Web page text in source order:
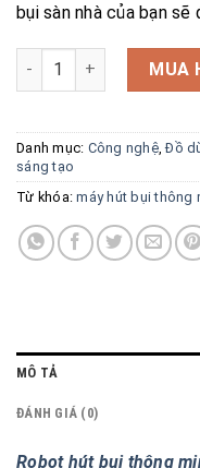
bụi sàn nhà của bạn
Robot hút bụi thông
MUA
Danh mục: Công nghệ,Đồ
sáng tạo
Từ khóa:máy hút bụi thông
MÔ TẢ
ĐÁNH GIÁ (0)
Robot hút bụi thông